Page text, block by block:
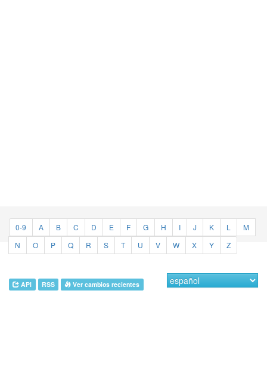
0-9 A B C D E F G H I J K L
M
N
O P Q R S T U V W X Y Z
API RSS Ver cambios recientes